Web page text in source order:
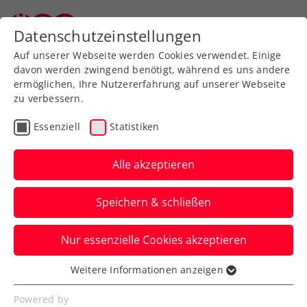
Zurück zur Newsübersicht
Turniere
ATP Monte-Carlo:
Nächste Sensation –
Weissborn greift nach
ATP-Masters-1000-Titel
Das ÖTV-Ass steht im Fürstentum
Monaco mit Lokalmatador Romain
Arneodo im Doppelfinale.
Datenschutzeinstellungen
Auf unserer Webseite werden Cookies verwendet. Einige
davon werden zwingend benötigt, während es uns andere
ermöglichen, Ihre Nutzererfahrung auf unserer Webseite
zu verbessern.
Essenziell Statistiken
Alle akzeptieren
Speichern & schließen
Nur essenzielle Cookies akzeptieren
Essenziell
Essenzielle Cookies werden für grundlegende
Weitere Informationen anzeigen
Powered by